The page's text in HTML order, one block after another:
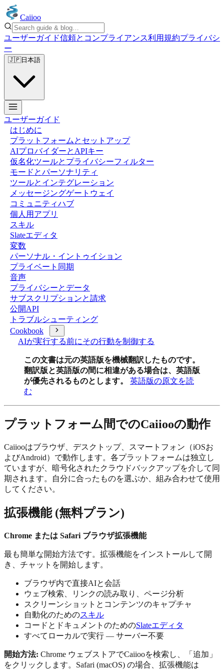
Caiioo
ユーザーガイド信頼とコンプライアンス利用規約プライバシ
ー
🇯🇵日本語
ユーザーガイド
はじめに
プラットフォームとセットアップ
AIプロバイダーとAPIキー
仮名化ツールとプライバシーフィルター
モードとパーソナリティ
ツールとインテグレーション
メッセージングゲートウェイ
コミュニティハブ
個人用アプリ
スキル
Slateエディタ
変数
パーソナル・イントゥイション
プライベート同期
音声
プライバシーとデータ
サブスクリプションと請求
公開API
トラブルシューティング
Cookbook
AIが実行する前にその行動を制御する
この文書は元の英語版を機械翻訳したものです。
翻訳版と英語版の間に相違がある場合は、英語版
が優先されるものとします。
英語版の原文を読
む
プラットフォーム間でのCaiiooの動作
Caiiooはブラウザ、デスクトップ、スマートフォン（iOSお
よびAndroid）で動作します。各プラットフォームは独立し
ていますが、暗号化されたクラウドバックアップを介して同
期されます。自分に合ったものを選ぶか、組み合わせて使用
してください。
拡張機能 (無料プラン)
Chrome または Safari ブラウザ拡張機能
最も簡単な開始方法です。拡張機能をインストールして開
き、チャットを開始します。
ブラウザ内で直接AIと会話
ウェブ検索、リンクの読み取り、ページ分析
スクリーンショットとコンテンツのキャプチャ
自動化のためのスキル
コードとドキュメントのためのSlateエディタ
すべてローカルで実行 — サーバー不要
開始方法: Chrome ウェブストアでCaiiooを検索し、「追加」
をクリックします。Safari (macOS) の場合、拡張機能は